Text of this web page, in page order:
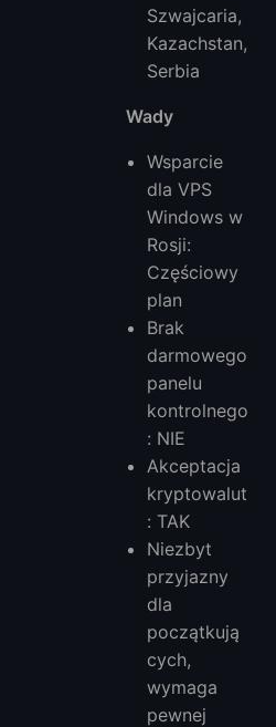
Szwajcaria,
Kazachstan,
Serbia
Wady
Wsparcie
dla VPS
Windows w
Rosji:
Częściowy
plan
Brak
darmowego
panelu
kontrolnego
: NIE
Akceptacja
kryptowalut
: TAK
Niezbyt
przyjazny
dla
początkują
cych,
wymaga
pewnej